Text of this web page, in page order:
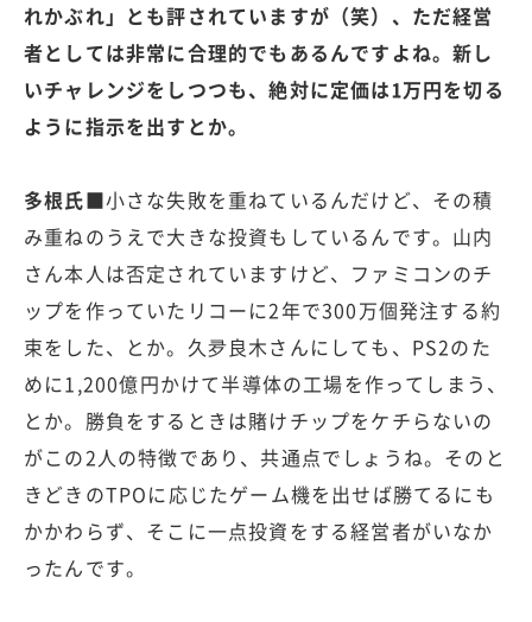
れかぶれ」とも評されていますが（笑）、ただ経営
者としては非常に合理的でもあるんですよね。新し
いチャレンジをしつつも、絶対に定価は1万円を切る
ように指示を出すとか。
多根氏■小さな失敗を重ねているんだけど、その積
み重ねのうえで大きな投資もしているんです。山内
さん本人は否定されていますけど、ファミコンのチ
ップを作っていたリコーに2年で300万個発注する約
束をした、とか。久夛良木さんにしても、PS2のた
めに1,200億円かけて半導体の工場を作ってしまう、
とか。勝負をするときは賭けチップをケチらないの
がこの2人の特徴であり、共通点でしょうね。そのと
きどきのTPOに応じたゲーム機を出せば勝てるにも
かかわらず、そこに一点投資をする経営者がいなか
ったんです。